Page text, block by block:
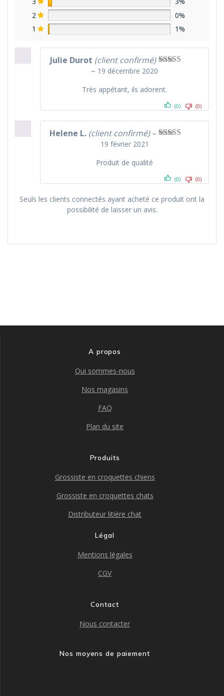
2
0%
1
1%
Julie Durot (client confirmé)
– 19 décembre 2020
Très appétant, ils adorent.
(0) (0)
Helene L. (client confirmé) –
19 février 2021
Produit de qualité
(0) (0)
Seuls les clients connectés ayant acheté ce produit ont la
possibilité de laisser un avis.
A propos
Qui sommes-nous
Nos magasins
FAQ
Plan du site
Produits
Grossiste en croquettes chiens
Grossiste en croquettes chats
Distributeur litière chat
Légal
Mentions légales
CGV
Contact
Nous contacter
Nos moyens de paiement